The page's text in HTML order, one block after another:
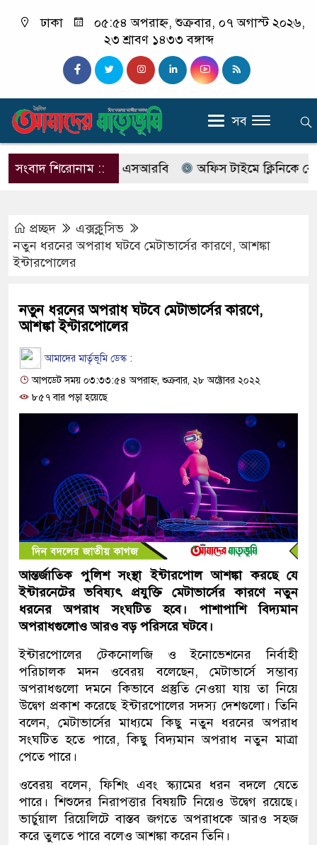
ঢাকা
০৫:৫৪ অপরাহ্ন, শুক্রবার, ০৭ অগাস্ট ২০২৬,
২৩ শ্রাবণ ১৪৩৩ বঙ্গাব্দ
সব
সংবাদ শিরোনাম ::
নাম বদলে আসছে এসআরবি অফিস টাইমে ক্লিনিকে রোগী
প্রচ্ছদ
এক্সক্লুসিভ
নতুন ধরনের অপরাধ ঘটবে মেটাভার্সের কারণে, আশঙ্কা
ইন্টারপোলের
নতুন ধরনের অপরাধ ঘটবে মেটাভার্সের কারণে,
আশঙ্কা ইন্টারপোলের
আমাদের মার্তৃভূমি ডেস্ক :
আপডেট সময় ০৩:৩৩:৫৪ অপরাহ্ন, শুক্রবার, ২৮ অক্টোবর ২০২২
৮৫৭ বার পড়া হয়েছে
আন্তর্জাতিক পুলিশ সংস্থা ইন্টারপোল আশঙ্কা করছে যে
ইন্টারনেটের ভবিষ্যৎ প্রযুক্তি মেটাভার্সের কারণে নতুন
ধরনের অপরাধ সংঘটিত হবে। পাশাপাশি বিদ্যমান
অপরাধগুলোও আরও বড় পরিসরে ঘটবে।
ইন্টারপোলের টেকনোলজি ও ইনোভেশনের নির্বাহী
পরিচালক মদন ওবেরয় বলেছেন, মেটাভার্সে সম্ভাব্য
অপরাধগুলো দমনে কিভাবে প্রস্তুতি নেওয়া যায় তা নিয়ে
উদ্বেগ প্রকাশ করেছে ইন্টারপোলের সদস্য দেশগুলো। তিনি
বলেন, মেটাভার্সের মাধ্যমে কিছু নতুন ধরনের অপরাধ
সংঘটিত হতে পারে, কিছু বিদ্যমান অপরাধ নতুন মাত্রা
পেতে পারে।
ওবেরয় বলেন, ফিশিং এবং স্ক্যামের ধরন বদলে যেতে
পারে। শিশুদের নিরাপত্তার বিষয়টি নিয়েও উদ্বেগ রয়েছে।
ভার্চুয়াল রিয়েলিটে বাস্তব জগতে অপরাধকে আরও সহজ
করে তুলতে পারে বলেও আশঙ্কা করেন তিনি।